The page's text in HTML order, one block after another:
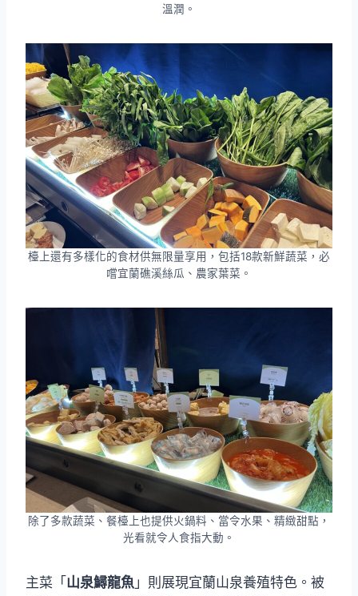
溫潤。
檯上還有多樣化的食材供無限量享用，包括18款新鮮蔬菜，必
嚐宜蘭礁溪絲瓜、農家葉菜。
除了多款蔬菜、餐檯上也提供火鍋料、當令水果、精緻甜點，
光看就令人食指大動。
主菜「山泉鱘龍魚 」則展現宜蘭山泉養殖特色。被